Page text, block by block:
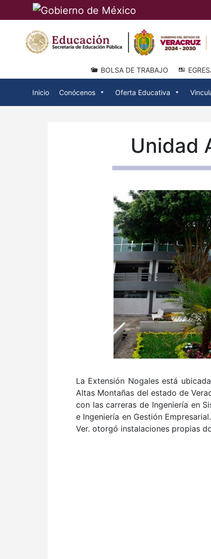
BOLSA DE TRABAJO
Inicio Conócenos Oferta Educativa
Unidad
La Extensión Nogales está
Altas Montañas del estado de
con las carreras de Ingeniería en
e Ingeniería en Gestión
Ver. otorgó instalaciones propias